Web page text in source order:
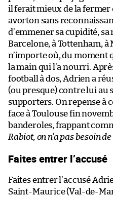
il ferait mieux de la fermer
avorton sans
d’emmener sa cupidité,
Barcelone, à Tottenham, à
n’importe où, du moment
la main qui l’a nourri.
football à dos, Adrien a
(ou presque) contre lui au
supporters. On repense à
face à Toulouse fin
banderoles, frappant
Rabiot, on n’a pas besoin
Faites entrer l’accusé
Faites entrer l’accusé
Saint-Maurice (Val-de-